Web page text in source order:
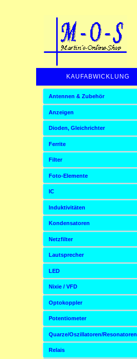
KAUFABWICKLUNG
Antennen & Zubehör
Anzeigen
Dioden, Gleichrichter
Ferrite
Filter
Foto-Elemente
IC
Induktivitäten
Kondensatoren
Netzfilter
Lautsprecher
LED
Nixie / VFD
Optokoppler
Potentiometer
Quarze/Oszillatoren/Resonatoren
Relais